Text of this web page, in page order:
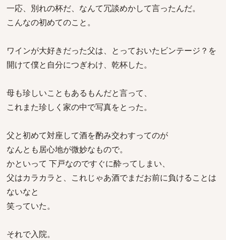
一応、別れの杯だ、なんて冗談めかして言ったんだ。
こんなの初めてのこと。
ワインが大好きだった父は、とっておいたビンテージ？を
開けて僕と自分につぎわけ、乾杯した。
母も珍しいこともあるもんだと言って、
これまた珍しく家の中で写真をとった。
父と初めて対座して酒を酌み交わすってのが
なんとも居心地が微妙なもので。
かといって 下戸なのですぐに酔ってしまい、
父はカラカラと、これじゃあ酒でまだお前に負けることは
ないなと
笑っていた。
それで入院。